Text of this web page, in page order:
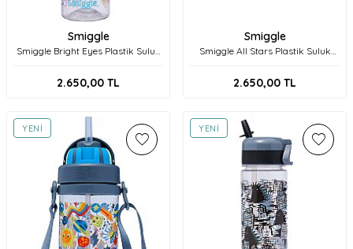
Smiggle
Smiggle Bright Eyes Plastik Suluk
2.650,00 TL
Smiggle
Smiggle All Stars Plastik Suluk
2.650,00 TL
YENI YENI